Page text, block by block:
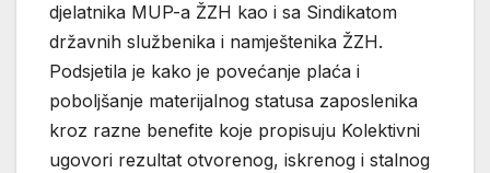
djelatnika MUP-a ŽZH kao i sa Sindikatom
državnih službenika i namještenika ŽZH.
Podsjetila je kako je povećanje plaća i
poboljšanje materijalnog statusa zaposlenika
kroz razne benefite koje propisuju Kolektivni
ugovori rezultat otvorenog, iskrenog i stalnog